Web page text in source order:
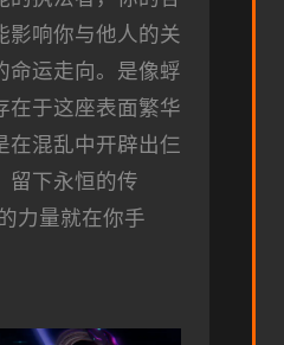
影响你与他人的关
命运走向。是像蜉
在于这座表面繁华
在混乱中开辟出仨
留下永恒的传
力量就在你手